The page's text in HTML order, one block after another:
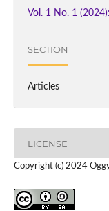
Vol. 1 No. 1
SECTION
Articles
LICENSE
Copyright (c) 2024